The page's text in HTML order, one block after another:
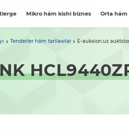
Mikro hám kishi biznes Orta hám
Tenderler hám tańlawlar E-auksion.uz